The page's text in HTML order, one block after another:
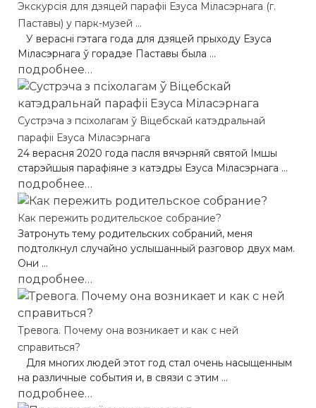
Экскурсія для дзяцей парафіі Езуса Міласэрнага (г.
Паставы) у парк-музей ...
У верасні гэтага года для дзяцей прыходу Езуса
Міласэрнага ў горадзе Паставы была ...
подробнее…
Сустрэча з псіхолагам ў Віцебскай катэдральнай
парафіі Езуса Міласэрнага
24 верасня 2020 года пасля вячэрняй святой Імшы
старэйшыя парафіяне з катэдры Езуса Міласэрнага ...
подробнее…
Как пережить родительское собрание?
Затронуть тему родительских собраний, меня
подтолкнул случайно услышанный разговор двух мам.
Они ...
подробнее…
Тревога. Почему она возникает и как с ней
справиться?
Для многих людей этот год стал очень насыщенным
на различные события и, в связи с этим ...
подробнее…